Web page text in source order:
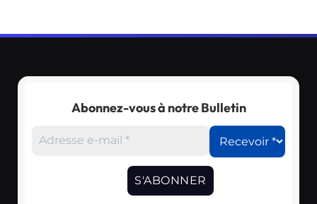
Abonnez-vous à notre Bulletin